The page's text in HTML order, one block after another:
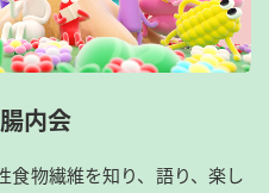
内会
食物繊維を知り、語り、楽し